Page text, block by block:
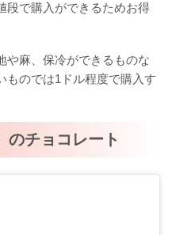
段で購入ができるためお得
や麻、保冷ができるものな
ものでは1ドル程度で購入す
チョコレート